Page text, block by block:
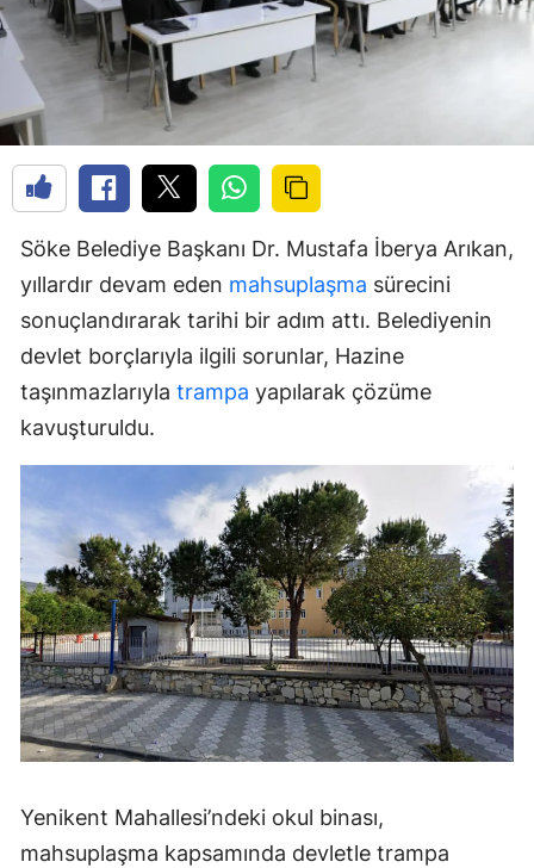
Söke Belediye Başkanı Dr. Mustafa İberya Arıkan,
yıllardır devam eden mahsuplaşma sürecini
sonuçlandırarak tarihi bir adım attı. Belediyenin
devlet borçlarıyla ilgili sorunlar, Hazine
taşınmazlarıyla trampa yapılarak çözüme
kavuşturuldu.
Yenikent Mahallesi’ndeki okul binası,
mahsuplaşma kapsamında devletle trampa